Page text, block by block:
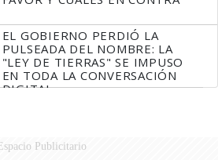
EL GOBIERNO PERDIÓ LA
PULSEADA DEL NOMBRE: LA
"LEY DE TIERRAS" SE IMPUSO
EN TODA LA CONVERSACIÓN
DIGITAL
Publicitario